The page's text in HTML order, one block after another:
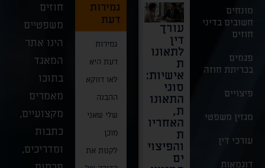
מונחים
חשובים בדיני
חוזים
פגמים
בכריתת חוזה
פיצויים
מגזין משפטי
עורכי דין
דוגמאות
עורך
דין
לתאונו
ת
אישיות:
סוגי
התאונו
ת,
האחריו
ת
והפיצוי
ים
דרמה
בבית
המשפט
העליון
בוטלה
תביעת
הענק
הייצוגי
ת נגד
"קליניק
בצל
האסון:
הייצוג
הפלילי
עבודה
קטלניות
באתרי
בנייה
ברגעים
חוק
מזון
– כל
גמירות
דעת
גמירות
דעת היא
לאו דווקא
ההבנה
שלי שאני
מוכן
לקנות את
חוזים
משפטיים
הינו אתר
המאגד
בתוכו
מאמרים
מקצועיים,
כתבות
ומדריכים,